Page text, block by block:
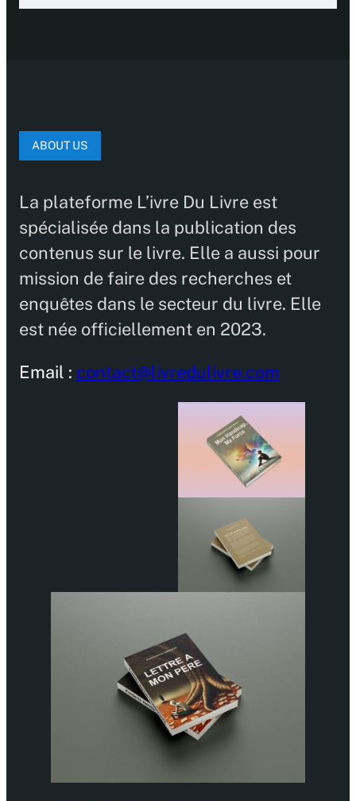
ABOUT US
La plateforme L’ivre Du Livre est
spécialisée dans la publication des
contenus sur le livre. Elle a aussi pour
mission de faire des recherches et
enquêtes dans le secteur du livre. Elle
est née officiellement en 2023.
Email : contact@livredulivre.com